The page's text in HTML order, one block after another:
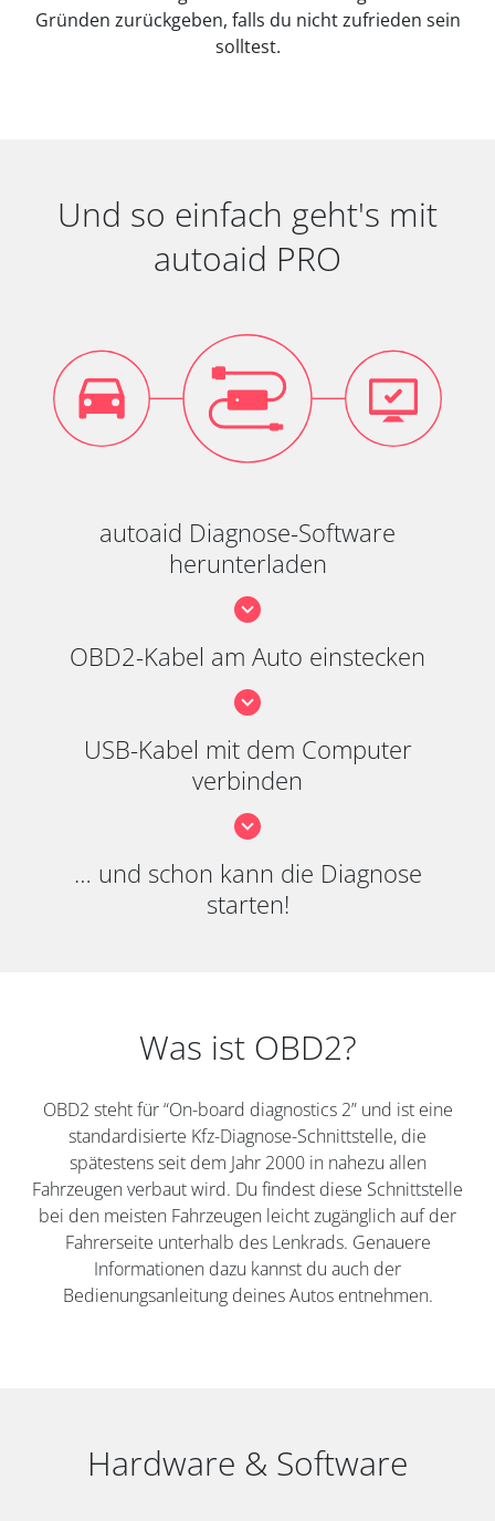
Gründen zurückgeben, falls du nicht zufrieden sein
solltest.
Und so einfach geht's mit
autoaid PRO
autoaid Diagnose-Software
herunterladen
OBD2-Kabel am Auto einstecken
USB-Kabel mit dem Computer
verbinden
… und schon kann die Diagnose
starten!
Was ist OBD2?
OBD2 steht für “On-board diagnostics 2” und ist eine
standardisierte Kfz-Diagnose-Schnittstelle, die
spätestens seit dem Jahr 2000 in nahezu allen
Fahrzeugen verbaut wird. Du findest diese Schnittstelle
bei den meisten Fahrzeugen leicht zugänglich auf der
Fahrerseite unterhalb des Lenkrads. Genauere
Informationen dazu kannst du auch der
Bedienungsanleitung deines Autos entnehmen.
Hardware & Software